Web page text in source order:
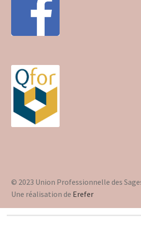
© 2023 Union Professionnelle des
Une réalisation de Erefer